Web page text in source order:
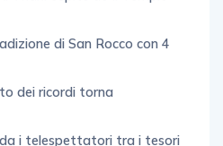
di San Rocco con 4
dei ricordi torna
i telespettatori tra i tesori